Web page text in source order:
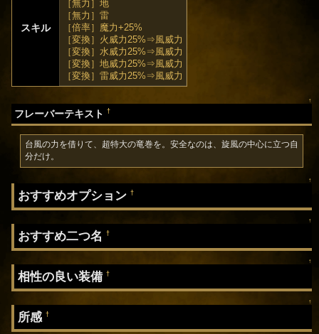
スキル
［無力］地
［無力］雷
［倍率］魔力+25%
［変換］火威力25%⇒風威力
［変換］水威力25%⇒風威力
［変換］地威力25%⇒風威力
［変換］雷威力25%⇒風威力
↑
フレーバーテキスト†
台風の力を借りて、超特大の竜巻を。安全なのは、旋風の中心に立つ自
分だけ。
↑
おすすめオプション†
↑
おすすめ二つ名†
↑
相性の良い装備†
↑
所感†